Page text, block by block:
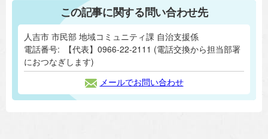
この記事に関する問い合わせ先
人吉市 市民部 地域コミュニティ課 自治支援係
電話番号:
【代表】0966-22-2111 (電話交換から担当部署
におつなぎします)
メールでお問い合わせ